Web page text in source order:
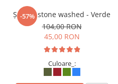
-57%
Șalvari stone washed - Verde
104,00 RON
45,00 RON
Culoare_: